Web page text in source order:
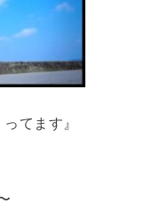
てます』